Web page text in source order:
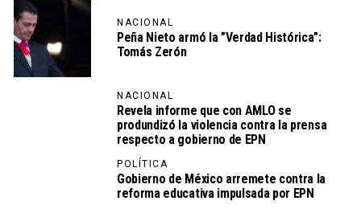
NACIONAL
Peña Nieto armó la ”Verdad Histórica”:
Tomás Zerón
NACIONAL
Revela informe que con AMLO se
produndizó la violencia contra la prensa
respecto a gobierno de EPN
POLÍTICA
Gobierno de México arremete contra la
reforma educativa impulsada por EPN